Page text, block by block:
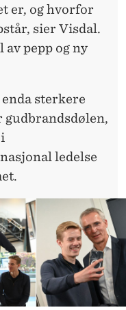
er, og hvorfor
sier Visdal.
pepp og ny
sterkere
gudbrandsdølen,
ledelse